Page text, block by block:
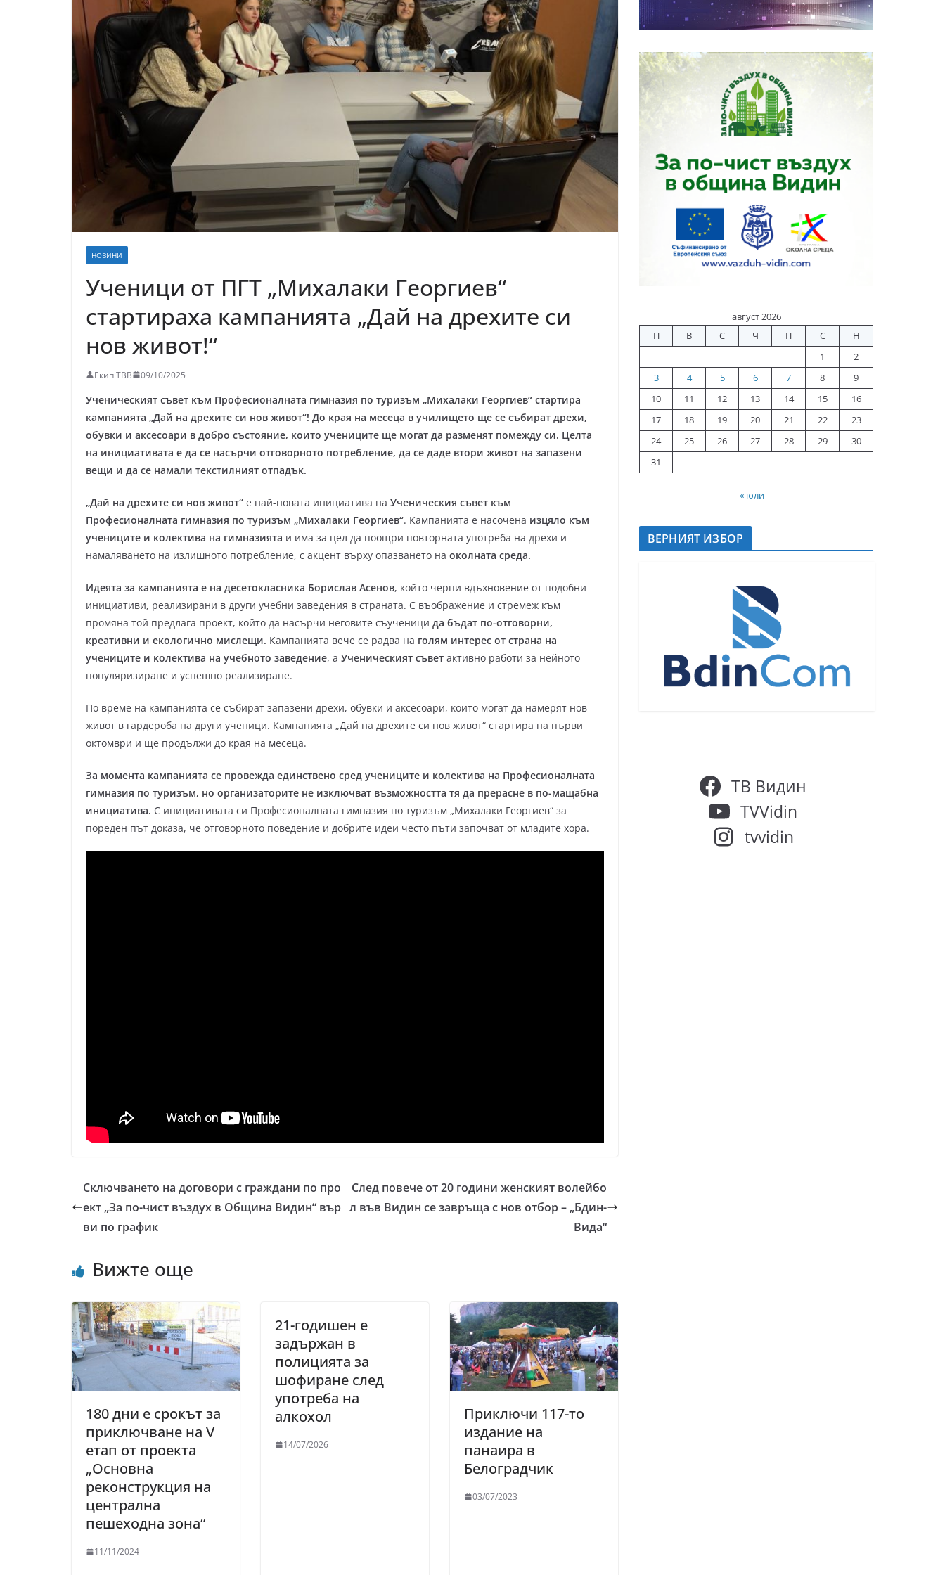
НОВИНИ
Ученици от ПГТ „Михалаки Георгиев“
стартираха кампанията „Дай на дрехите си
нов живот!“
Екип ТВВ 09/10/2025
Ученическият съвет към Професионалната гимназия по туризъм „Михалаки Георгиев“ стартира
кампанията „Дай на дрехите си нов живот“! До края на месеца в училището ще се събират дрехи,
обувки и аксесоари в добро състояние, които учениците ще могат да разменят помежду си. Целта
на инициативата е да се насърчи отговорното потребление, да се даде втори живот на запазени
вещи и да се намали текстилният отпадък.
„Дай на дрехите си нов живот“ е най-новата инициатива на Ученическия съвет към
Професионалната гимназия по туризъм „Михалаки Георгиев“. Кампанията е насочена изцяло към
учениците и колектива на гимназията и има за цел да поощри повторната употреба на дрехи и
намаляването на излишното потребление, с акцент върху опазването на околната среда.
Идеята за кампанията е на десетокласника Борислав Асенов, който черпи вдъхновение от подобни
инициативи, реализирани в други учебни заведения в страната. С въображение и стремеж към
промяна той предлага проект, който да насърчи неговите съученици да бъдат по-отговорни,
креативни и екологично мислещи. Кампанията вече се радва на голям интерес от страна на
учениците и колектива на учебното заведение, а Ученическият съвет активно работи за нейното
популяризиране и успешно реализиране.
По време на кампанията се събират запазени дрехи, обувки и аксесоари, които могат да намерят нов
живот в гардероба на други ученици. Кампанията „Дай на дрехите си нов живот“ стартира на първи
октомври и ще продължи до края на месеца.
За момента кампанията се провежда единствено сред учениците и колектива на Професионалната
гимназия по туризъм, но организаторите не изключват възможността тя да прерасне в по-мащабна
инициатива. С инициативата си Професионалната гимназия по туризъм „Михалаки Георгиев“ за
пореден път доказа, че отговорното поведение и добрите идеи често пъти започват от младите хора.
Сключването на договори с граждани по про
ект „За по-чист въздух в Община Видин“ вър
ви по график
След повече от 20 години женският волейбо
л във Видин се завръща с нов отбор – „Бдин-
Вида“
Вижте още
180 дни е срокът за
приключване на V
етап от проекта
„Основна
реконструкция на
централна
пешеходна зона“
11/11/2024
21-годишен е
задържан в
полицията за
шофиране след
употреба на
алкохол
14/07/2026
Приключи 117-то
издание на
панаира в
Белоградчик
03/07/2023
август 2026
П
В С Ч П С
Н
1
2
3
4 5 6 7 8
9
10
11 12 13 14 15
16
17
18 19 20 21 22
23
24
25 26 27 28 29
30
31
« юли
ВЕРНИЯТ ИЗБОР
ТВ Видин
TVVidin
tvvidin